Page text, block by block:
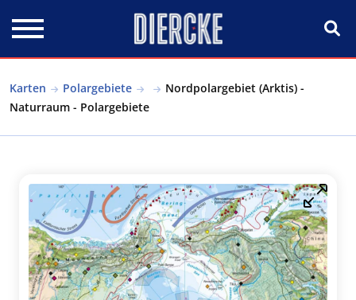
Karten Polargebiete
Nordpolargebiet (Arktis) -
Naturraum - Polargebiete